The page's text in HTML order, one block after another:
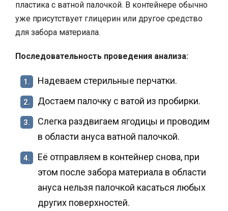
пластика с ватной палочкой. В контейнере обычно
уже присутствует глицерин или другое средство
для забора материала.
Последовательность проведения анализа:
1. Надеваем стерильные перчатки.
2. Достаем палочку с ватой из пробирки.
3.
Слегка раздвигаем ягодицы и проводим
в области ануса ватной палочкой.
4.
Её отправляем в контейнер снова, при
этом после забора материала в области
ануса нельзя палочкой касаться любых
других поверхностей.